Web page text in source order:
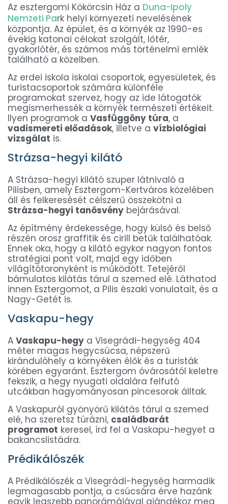
Az esztergomi Kökörcsin Ház a Duna-Ipoly
Nemzeti Park helyi környezeti nevelésének
központja. Az épület, és a környék az 1990-es
évekig katonai célokat szolgált, lőtér,
gyakorlótér, és számos más történelmi emlék
található a közelben.
Az erdei iskola iskolai csoportok, egyesületek, és
turistacsoportok számára különféle
programokat szervez, hogy az ide látogatók
megismerhessék a környék természeti értékeit.
Ilyen programok a Vasfüggöny túra, a
vadismereti előadások, illetve a vízbiológiai
vizsgálat is.
Strázsa-hegyi kilátó
A Strázsa-hegyi kilátó szuper látnivaló a
Pilisben, amely Esztergom-Kertváros közelében
áll és felkeresését célszerű összekötni a
Strázsa-hegyi tanösvény bejárásával.
Az építmény érdekessége, hogy külső és belső
részén orosz graffitik és cirill betűk találhatóak.
Ennek oka, hogy a kilátó egykor nagyon fontos
stratégiai pont volt, majd egy időben
világítótoronyként is működött. Tetejéről
bámulatos kilátás tárul a szemed elé. Láthatod
innen Esztergomot, a Pilis északi vonulatait, és a
Nagy-Getét is.
Vaskapu-hegy
A Vaskapu-hegy a Visegrádi-hegység 404
méter magas hegycsúcsa, népszerű
kirándulóhely a környéken élők és a turisták
körében egyaránt. Esztergom óvárosától keletre
fekszik, a hegy nyugati oldalára felfutó
utcákban hagyományosan pincesorok álltak.
A Vaskapuról gyönyörű kilátás tárul a szemed
elé, ha szeretsz túrázni, családbarát
programot keresel, írd fel a Vaskapu-hegyet a
bakancslistádra.
Prédikálószék
A Prédikálószék a Visegrádi-hegység harmadik
legmagasabb pontja, a csúcsára érve hazánk
egyik legszebb panorámájával ajándékoz meg